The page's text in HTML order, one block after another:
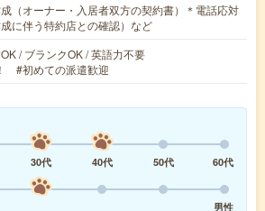
（オーナー・入居者双方の契約書）＊電話応対
成に伴う特約店との確認）など
/ ブランクOK / 英語力不要
#初めての派遣歓迎
30代 40代 50代
60代
男性